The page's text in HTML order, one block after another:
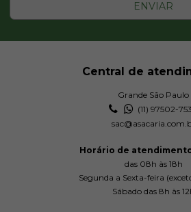
ENVIAR
Central de
Grande São Paulo
(11) 97502-
Horário de
das 08h às 18h
Segunda a Sexta-feira
Sábado das 8h às